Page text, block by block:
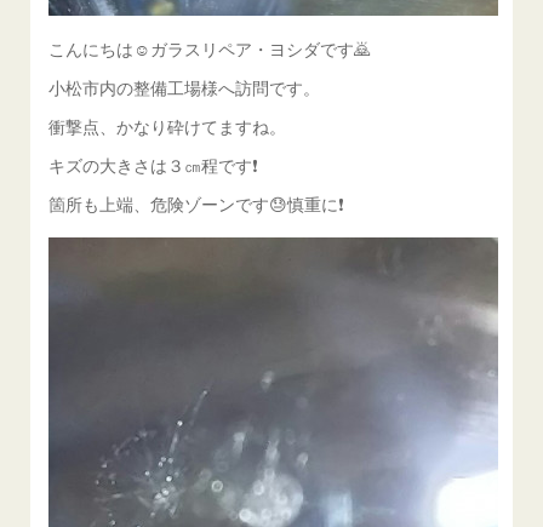
こんにちは☺ガラスリペア・ヨシダです🙇
小松市内の整備工場様へ訪問です。
衝撃点、かなり砕けてますね。
キズの大きさは３㎝程です❗
箇所も上端、危険ゾーンです😓慎重に❗